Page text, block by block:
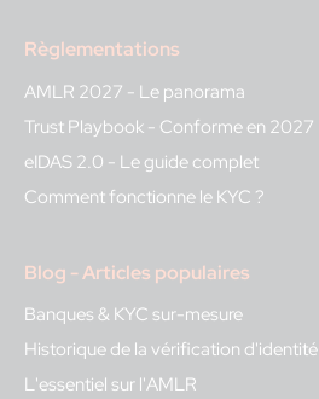
Règlementations
AMLR 2027 - Le panorama
Trust Playbook - Conforme en 2027
eIDAS 2.0 - Le guide complet
Comment fonctionne le KYC ?
Blog - Articles populaires
Banques & KYC sur-mesure
Historique de la vérification d'identité
L'essentiel sur l'AMLR